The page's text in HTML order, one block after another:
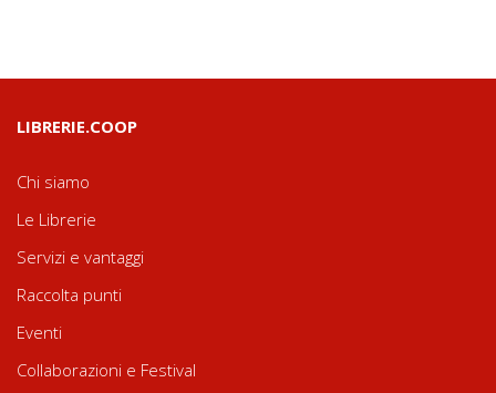
LIBRERIE.COOP
Chi siamo
Le Librerie
Servizi e vantaggi
Raccolta punti
Eventi
Collaborazioni e Festival